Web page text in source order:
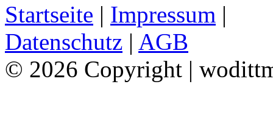
Startseite | Impressum |
Datenschutz | AGB
© 2026 Copyright |